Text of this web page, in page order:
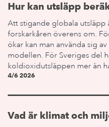
Hur kan utsläpp
Att stigande globala utsläpp
forskarkåren överens om.
ökar kan man använda sig
modellen. För Sveriges del
koldioxidutsläppen mer än
4/6 2026
Vad är klimat och